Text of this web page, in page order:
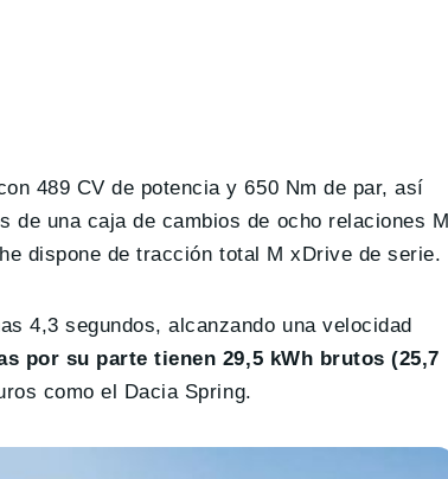
489 CV de potencia y 650 Nm de par, así
de una caja de cambios de ocho relaciones M
dispone de tracción total M xDrive de serie.
4,3 segundos, alcanzando una velocidad
por su parte tienen 29,5 kWh brutos (25,7
como el Dacia Spring.